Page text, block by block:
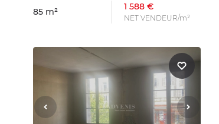
85 m² 1 588 €
NET VENDEUR/m²